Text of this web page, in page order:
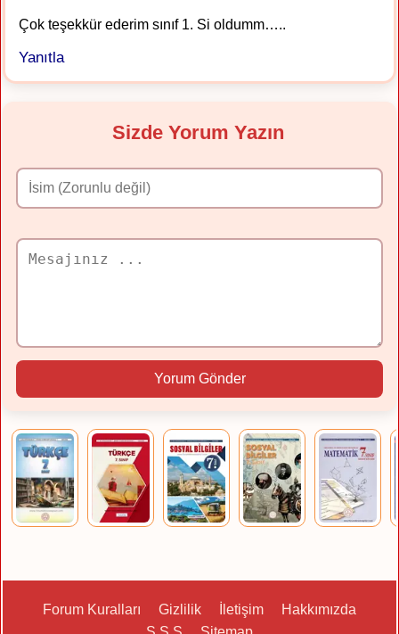
Çok teşekkür ederim sınıf 1. Si oldumm…..
Yanıtla
Sizde Yorum Yazın
Yorum Gönder
Forum Kuralları Gizlilik İletişim
Hakkımızda